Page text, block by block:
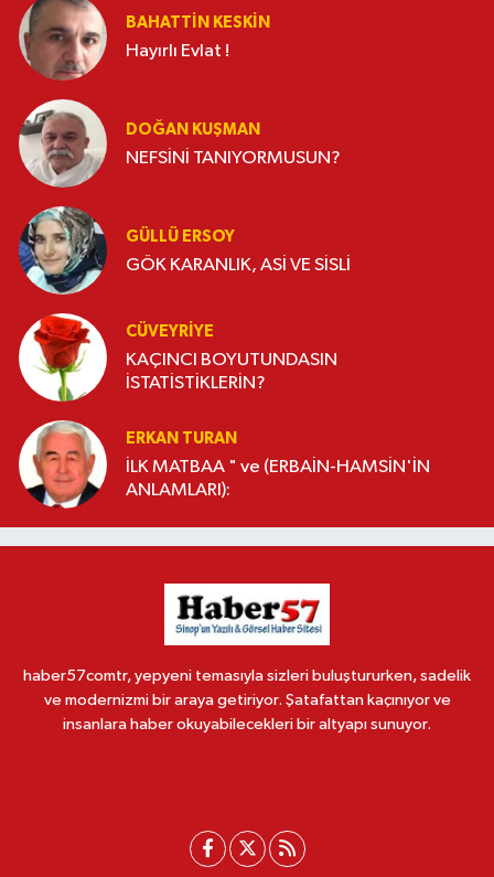
BAHATTIN KESKİN
Hayırlı Evlat !
DOĞAN KUŞMAN
NEFSİNİ TANIYORMUSUN?
GÜLLÜ ERSOY
GÖK KARANLIK, ASİ VE SİSLİ
CÜVEYRIYE
KAÇINCI BOYUTUNDASIN
İSTATİSTİKLERİN?
ERKAN TURAN
İLK MATBAA " ve (ERBAİN-HAMSİN'İN
ANLAMLARI):
haber57comtr, yepyeni temasıyla sizleri buluştururken, sadelik
ve modernizmi bir araya getiriyor. Şatafattan kaçınıyor ve
insanlara haber okuyabilecekleri bir altyapı sunuyor.